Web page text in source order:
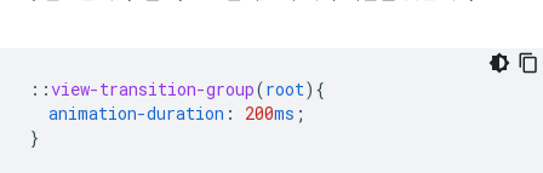
::view-transition-group(root) {
animation-duration : 200ms ;
}